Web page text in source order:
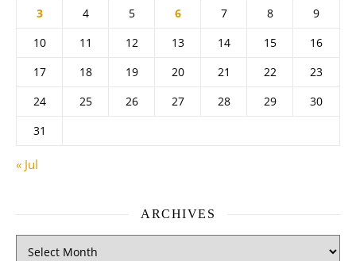
3
4 5 6 7 8
9
10
11 12 13 14 15
16
17
18 19 20 21 22
23
24
25 26 27 28 29
30
31
« Jul
ARCHIVES